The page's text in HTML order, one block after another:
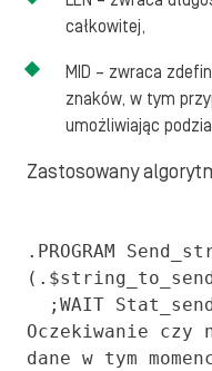
całkowitej,
MID – zwraca
znaków, w tym
umożliwiając
Zastosowany
.PROGRAM
Oczekiwanie czy
dane w tym